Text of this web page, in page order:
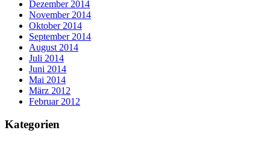
Dezember 2014
November 2014
Oktober 2014
September 2014
August 2014
Juli 2014
Juni 2014
Mai 2014
März 2012
Februar 2012
Kategorien